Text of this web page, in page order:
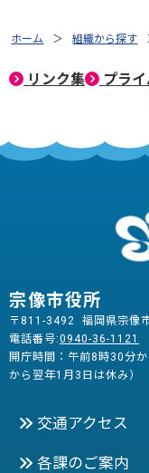
ホーム 組織から探す
リンク集 プライ
宗像市役所
〒811-3492 福岡県宗像
電話番号:0940-36-1121
開庁時間：午前8時30分
から翌年1月3日は休み）
交通アクセス
各課のご案内